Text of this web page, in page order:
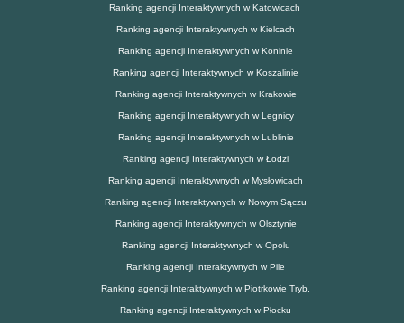
Ranking agencji Interaktywnych w Katowicach
Ranking agencji Interaktywnych w Kielcach
Ranking agencji Interaktywnych w Koninie
Ranking agencji Interaktywnych w Koszalinie
Ranking agencji Interaktywnych w Krakowie
Ranking agencji Interaktywnych w Legnicy
Ranking agencji Interaktywnych w Lublinie
Ranking agencji Interaktywnych w Łodzi
Ranking agencji Interaktywnych w Mysłowicach
Ranking agencji Interaktywnych w Nowym Sączu
Ranking agencji Interaktywnych w Olsztynie
Ranking agencji Interaktywnych w Opolu
Ranking agencji Interaktywnych w Pile
Ranking agencji Interaktywnych w Piotrkowie Tryb.
Ranking agencji Interaktywnych w Płocku